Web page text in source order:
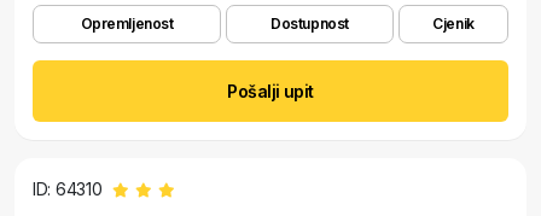
Opremljenost Dostupnost Cjenik
Pošalji upit
ID: 64310